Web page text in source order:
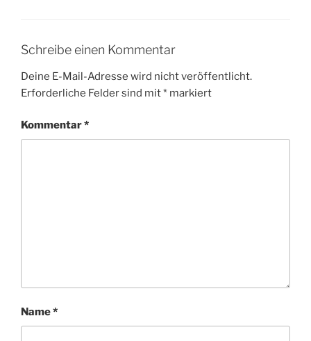
Schreibe einen Kommentar
Deine E-Mail-Adresse wird nicht veröffentlicht.
Erforderliche Felder sind mit* markiert
Kommentar*
Name*